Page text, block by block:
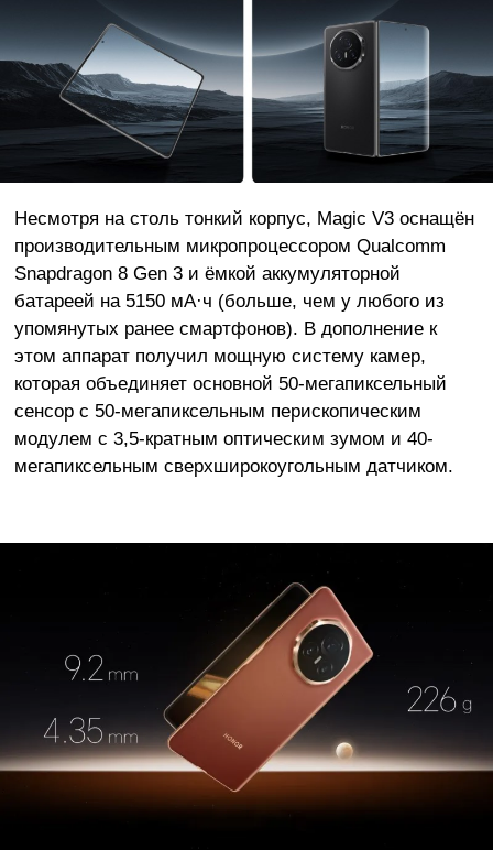
Несмотря на столь тонкий корпус, Magic V3 оснащён
производительным микропроцессором Qualcomm
Snapdragon 8 Gen 3 и ёмкой аккумуляторной
батареей на 5150 мА·ч (больше, чем у любого из
упомянутых ранее смартфонов). В дополнение к
этом аппарат получил мощную систему камер,
которая объединяет основной 50-мегапиксельный
сенсор с 50-мегапиксельным перископическим
модулем с 3,5-кратным оптическим зумом и 40-
мегапиксельным сверхширокоугольным датчиком.